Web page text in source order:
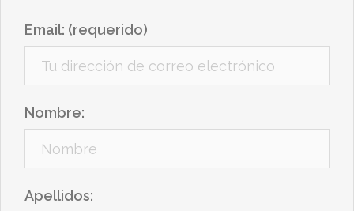
Email: (requerido)
Nombre:
Apellidos: